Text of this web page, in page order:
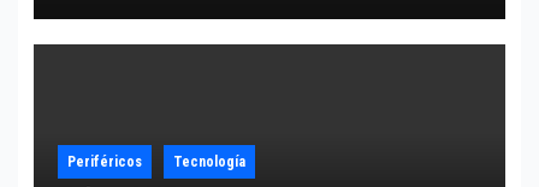
Periféricos Tecnología